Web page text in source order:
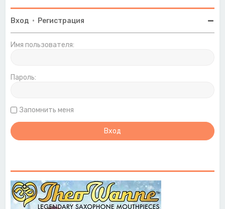
Вход • Регистрация
Имя пользователя:
Пароль:
Запомнить меня